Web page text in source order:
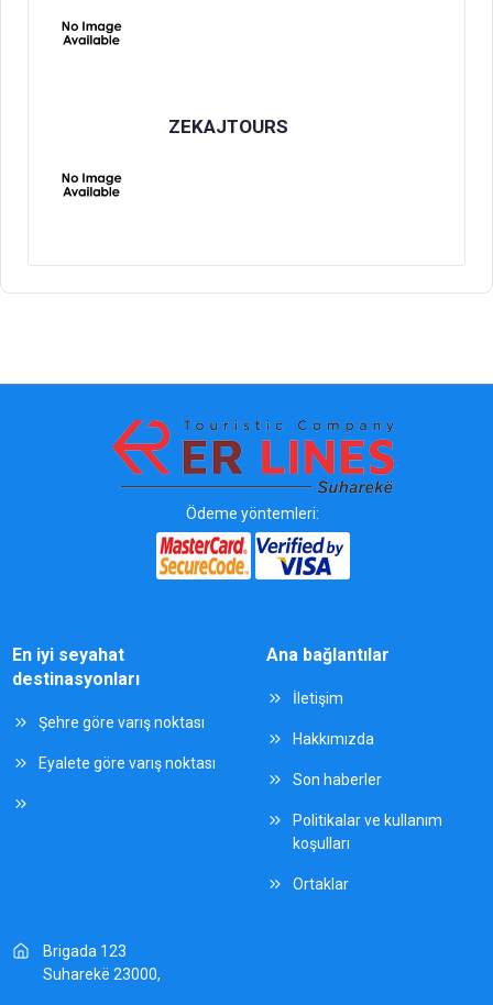
ZEKAJTOURS
Ödeme yöntemleri:
En iyi seyahat
destinasyonları
Şehre göre varış noktası
Eyalete göre varış noktası
Ana bağlantılar
İletişim
Hakkımızda
Son haberler
Politikalar ve kullanım
koşulları
Ortaklar
Brigada 123
Suharekë 23000,